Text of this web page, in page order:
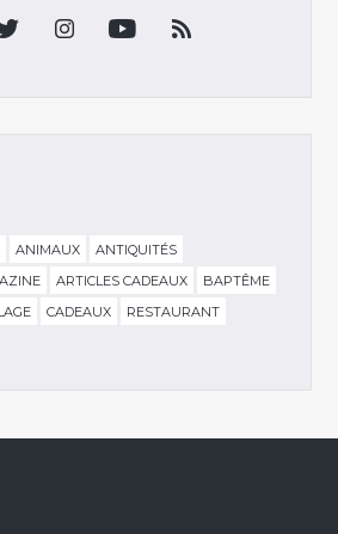
ANIMAUX
ANTIQUITÉS
ARTICLES CADEAUX
BAPTÊME
CADEAUX
RESTAURANT